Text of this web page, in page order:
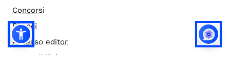
Concorsi
Bilanci
Accesso editor
Accessibilità